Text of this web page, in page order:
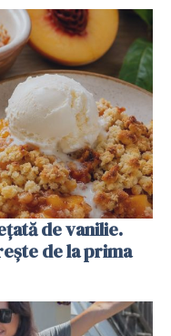
de vanilie.
de la prima